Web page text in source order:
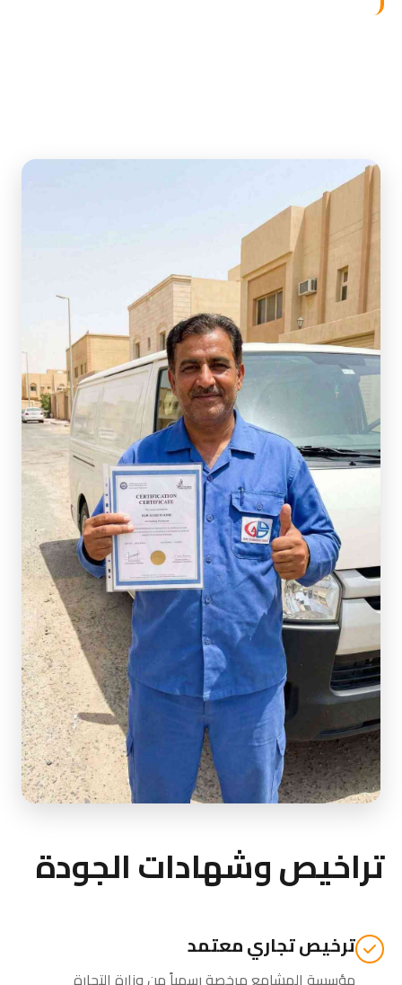
تراخيص وشهادات الجودة
ترخيص تجاري معتمد
مؤسسة المشامع مرخصة رسمياً منوزارة التجارة